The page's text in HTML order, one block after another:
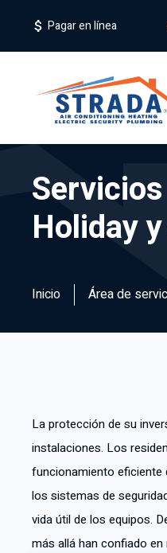
Pagar en línea
Holiday
Inicio Área de
La protección de su
instalaciones. Los
funcionamiento eficiente
los sistemas de
vida útil de los equipos.
más allá han confiado